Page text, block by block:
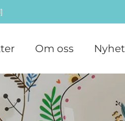
Om oss